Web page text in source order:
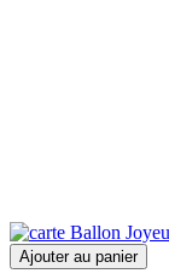
Ajouter au panier